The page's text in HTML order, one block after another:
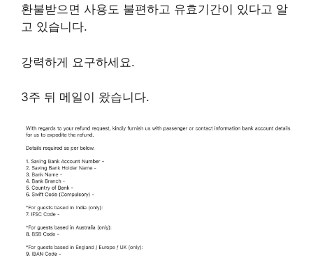
환불받으면 사용도 불편하고 유효기간이 있다고 알
고 있습니다.
강력하게 요구하세요.
3주 뒤 메일이 왔습니다.